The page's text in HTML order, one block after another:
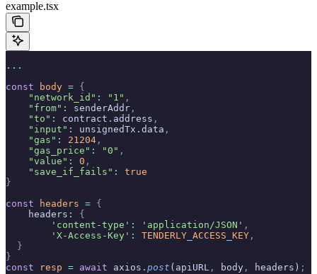
example.tsx
...
const body = {
    "network_id"
: "1" ,
    "from"
: senderAddr ,
    "to"
: contract . address ,
    "input"
: unsignedTx . data ,
    "gas"
: 21204 ,
    "gas_price"
: "0" ,
    "value"
: 0 ,
    "save_if_fails"
:
true
}
const headers = {
    headers
:
{
        'content-type'
: 'application/JSON' ,
        'X-Access-Key'
: TENDERLY_ACCESS_KEY ,
  }
}
const resp = await axios . post (apiURL , body , headers) ;